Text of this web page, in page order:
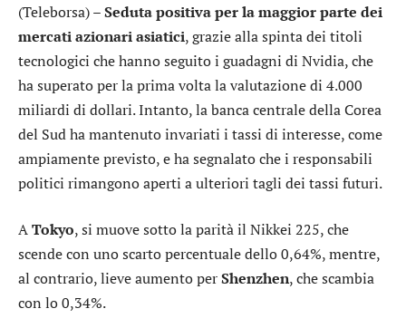
(Teleborsa) –Seduta positiva per la maggior parte dei
mercati azionari asiatici, grazie alla spinta dei titoli
tecnologici che hanno seguito i guadagni di Nvidia, che
ha superato per la prima volta la valutazione di 4.000
miliardi di dollari. Intanto, la banca centrale della Corea
del Sud ha mantenuto invariati i tassi di interesse, come
ampiamente previsto, e ha segnalato che i responsabili
politici rimangono aperti a ulteriori tagli dei tassi futuri.
ATokyo, si muove sotto la parità il Nikkei 225, che
scende con uno scarto percentuale dello 0,64%, mentre,
al contrario, lieve aumento perShenzhen, che scambia
con lo 0,34%.